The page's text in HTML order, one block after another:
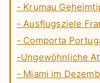
- Krumau
- Ausflugsziele
- Comporta
-Ungewöhnliche
- Miami im